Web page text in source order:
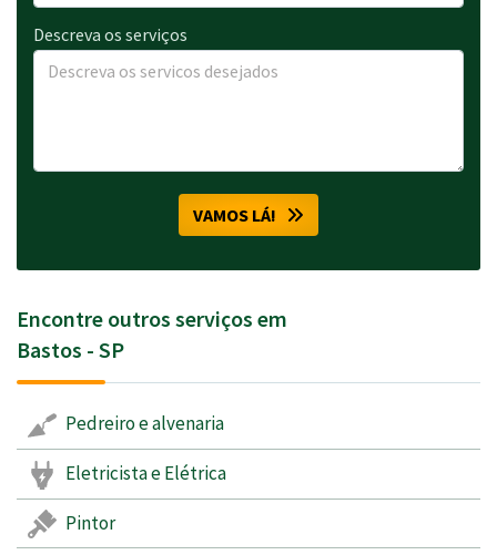
Descreva os serviços
VAMOS LÁ!
Encontre outros serviços em
Bastos - SP
Pedreiro e alvenaria
Eletricista e Elétrica
Pintor